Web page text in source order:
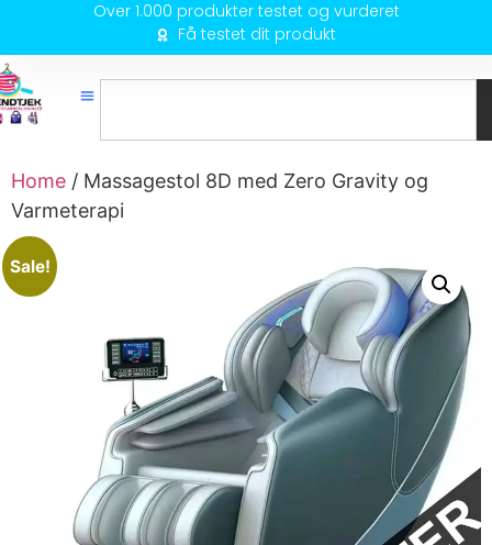
Over 1.000 produkter testet og vurderet
Få testet dit produkt
Home / Massagestol 8D med Zero Gravity og
Varmeterapi
Sale!